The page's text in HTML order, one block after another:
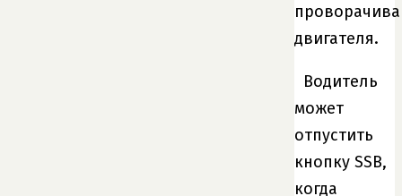
двигателя.
Водитель
может
отпустить
кнопку SSB,
когда